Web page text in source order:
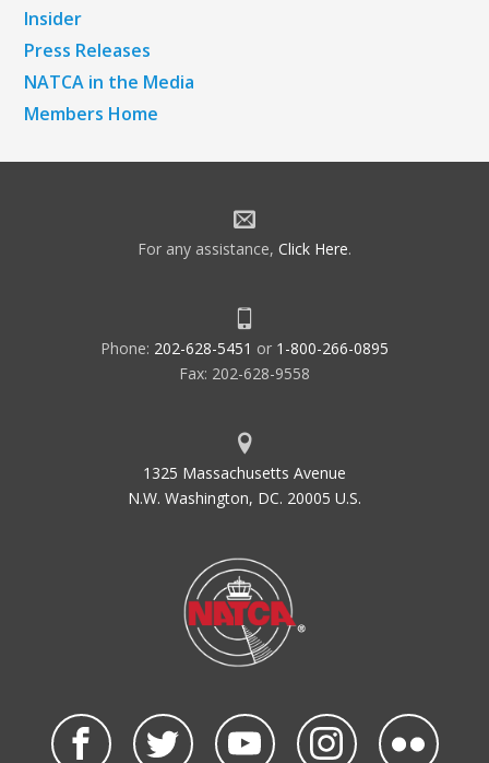
Insider
Press Releases
NATCA in the Media
Members Home
For any assistance, Click Here.
Phone: 202-628-5451 or 1-800-266-0895
Fax: 202-628-9558
1325 Massachusetts Avenue
N.W. Washington, DC. 20005 U.S.